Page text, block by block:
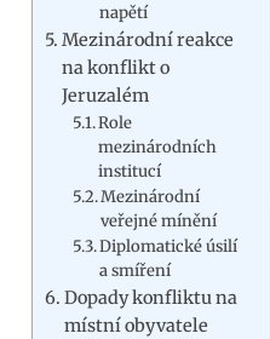
napětí
Mezinárodní reakce
na konflikt o
Jeruzalém
Role
mezinárodních
institucí
Mezinárodní
veřejné mínění
Diplomatické úsilí
a smíření
Dopady konfliktu na
místní obyvatele